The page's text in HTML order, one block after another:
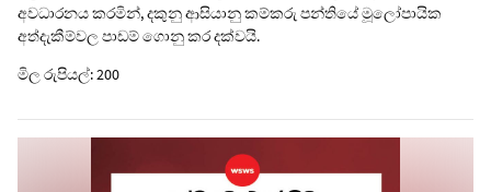
අවධාරනය කරමින්, දකුනු ආසියානු කම්කරු පන්තියේ මූලෝපායික
අත්දැකීම්වල පාඩම් ගොනු කර දක්වයි.
මිල රුපියල්: 200